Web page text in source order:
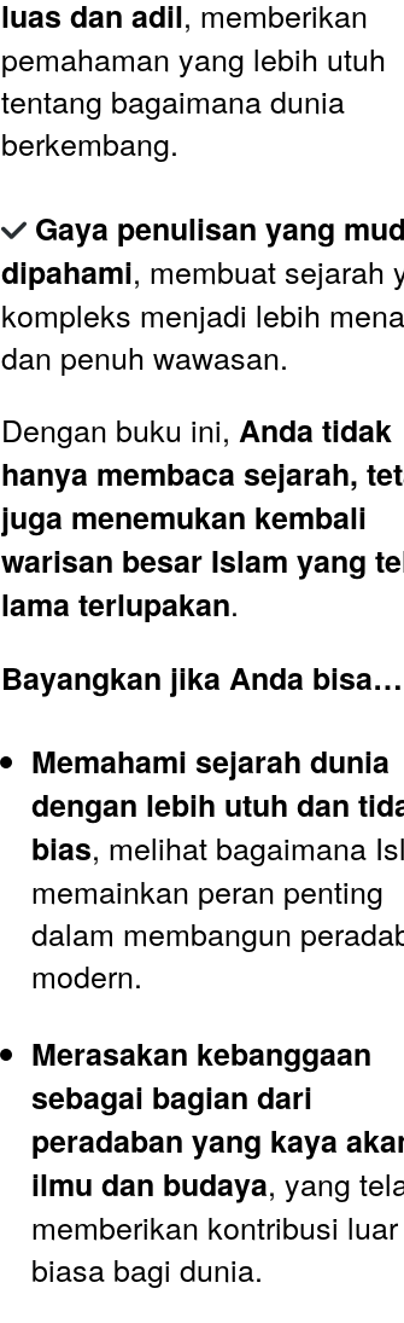
luas dan adil, memberikan
pemahaman yang lebih utuh
tentang bagaimana dunia
berkembang.
Gaya penulisan yang
dipahami, membuat sejarah
kompleks menjadi lebih
dan penuh wawasan.
Dengan buku ini, Anda tidak
hanya membaca sejarah,
juga menemukan kembali
warisan besar Islam yang
lama terlupakan.
Bayangkan jika Anda bisa…
Memahami sejarah dunia
dengan lebih utuh dan
bias, melihat bagaimana
memainkan peran penting
dalam membangun
modern.
Merasakan kebanggaan
sebagai bagian dari
peradaban yang kaya
ilmu dan budaya, yang
memberikan kontribusi luar
biasa bagi dunia.